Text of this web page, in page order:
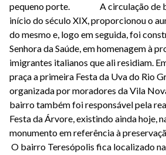
pequeno porte. A circulação de
início do século XIX, proporcionou o
do mesmo e, logo em seguida, foi
Senhora da Saúde, em homenagem à
imigrantes italianos que ali residiam.
praça a primeira Festa da Uva do Rio
organizada por moradores da Vila
bairro também foi responsável pela
Festa da Árvore, existindo ainda hoje,
monumento em referência à
O bairro Teresópolis fica localizado